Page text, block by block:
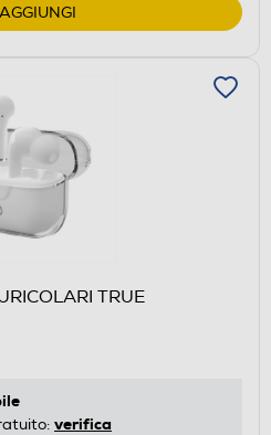
AGGIUNGI
TRUE
verifica